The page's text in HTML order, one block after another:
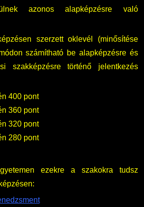
azonos alapképzésre való
szerzett oklevél (minősítése
számítható be alapképzésre és
szakképzésre történő jelentkezés
400 pont
360 pont
320 pont
280 pont
ezekre a szakokra tudsz